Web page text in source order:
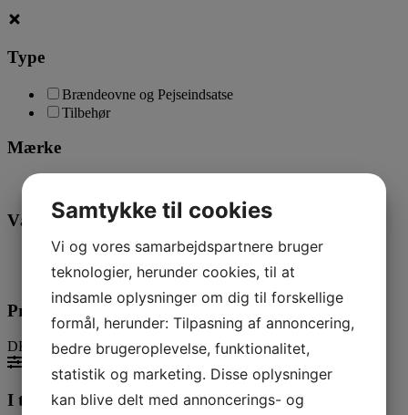
Type
Brændeovne og Pejseindsatse
Tilbehør
Mærke
Vægt (kg)
20
215
Pris
DKK
DKK
I tvivl? Kontakt os i dag
Samtykke til cookies
Vi og vores samarbejdspartnere bruger
teknologier, herunder cookies, til at
indsamle oplysninger om dig til forskellige
formål, herunder: Tilpasning af annoncering,
bedre brugeroplevelse, funktionalitet,
statistik og marketing. Disse oplysninger
kan blive delt med annoncerings- og